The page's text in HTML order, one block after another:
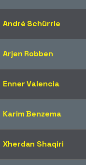
André Schürrle
Arjen Robben
Enner Valencia
Karim Benzema
Xherdan Shaqiri